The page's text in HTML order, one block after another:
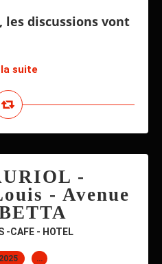
les discussions vont
suite
-
- Avenue
-CAFE - HOTEL
…